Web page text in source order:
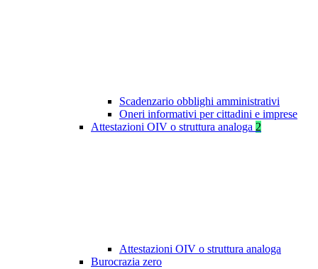
Scadenzario obblighi amministrativi
Oneri informativi per cittadini e imprese
Attestazioni OIV o struttura analoga 2
Attestazioni OIV o struttura analoga
Burocrazia zero